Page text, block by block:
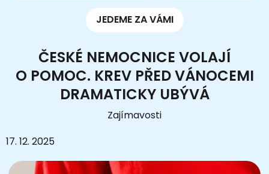
JEDEME ZA VÁMI
ČESKÉ NEMOCNICE VOLAJÍ
O POMOC. KREV PŘED VÁNOCEMI
DRAMATICKY UBÝVÁ
Zajímavosti
17. 12. 2025